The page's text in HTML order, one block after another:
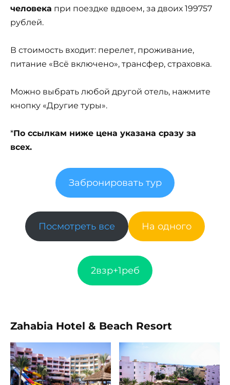
человека при поездке вдвоем, за двоих 199757
рублей.
В стоимость входит: перелет, проживание,
питание «Всё включено», трансфер, страховка.
Можно выбрать любой другой отель, нажмите
кнопку «Другие туры».
*По ссылкам ниже цена указана сразу за
всех.
Забронировать тур
Посмотреть все На одного
2взр+1реб
Zahabia Hotel & Beach Resort